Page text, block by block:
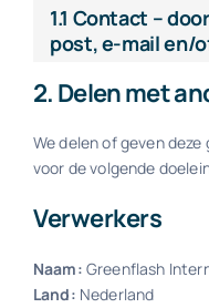
1.1 Contact –
post, e-mail en/
2. Delen met
We delen of geven
voor de volgende
Verwerkers
Naam: Greenflash
Land: Nederland